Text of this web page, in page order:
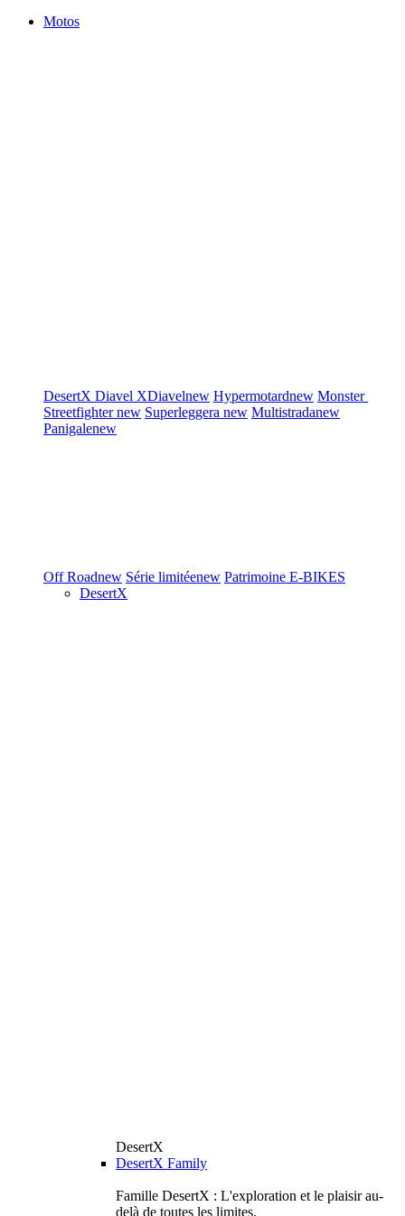
Motos
DesertX Diavel XDiavelnew Hypermotardnew Monster
Streetfighternew Superleggera new Multistradanew
Panigalenew
Off Roadnew Série limitéenew Patrimoine E-BIKES
DesertX
DesertX
DesertX Family
Famille DesertX : L'exploration et le plaisir au-
delà de toutes les limites.